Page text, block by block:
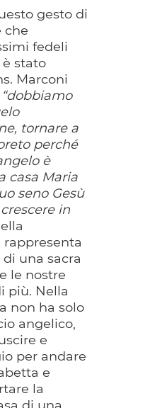
gesto di
che
fedeli
stato
Marconi
“dobbiamo
tornare a
perché
è
casa Maria
seno Gesù
in
di una sacra
le nostre
più. Nella
non ha solo
angelico,
e
per andare
e
la